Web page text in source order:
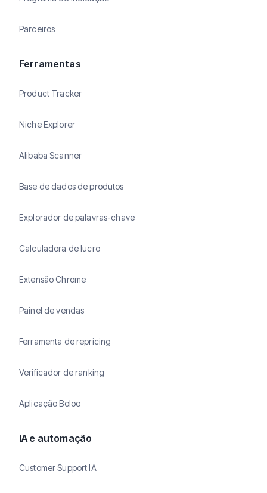
Parceiros
Ferramentas
Product Tracker
Niche Explorer
Alibaba Scanner
Base de dados de produtos
Explorador de palavras-chave
Calculadora de lucro
Extensão Chrome
Painel de vendas
Ferramenta de repricing
Verificador de ranking
Aplicação Boloo
IA e automação
Customer Support IA